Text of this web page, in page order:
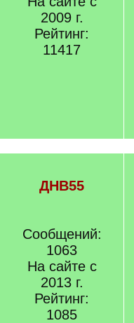
2009 г.
Рейтинг:
11417
ДНВ55
Сообщений:
1063
На сайте с
2013 г.
Рейтинг:
1085